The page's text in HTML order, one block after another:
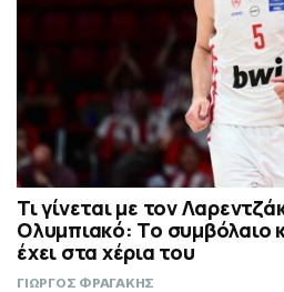
Τι γίνεται με τον
Ολυμπιακό: Το συμβόλαιο
έχει στα χέρια του
ΓΙΩΡΓΟΣ ΦΡΑΓΑΚΗΣ